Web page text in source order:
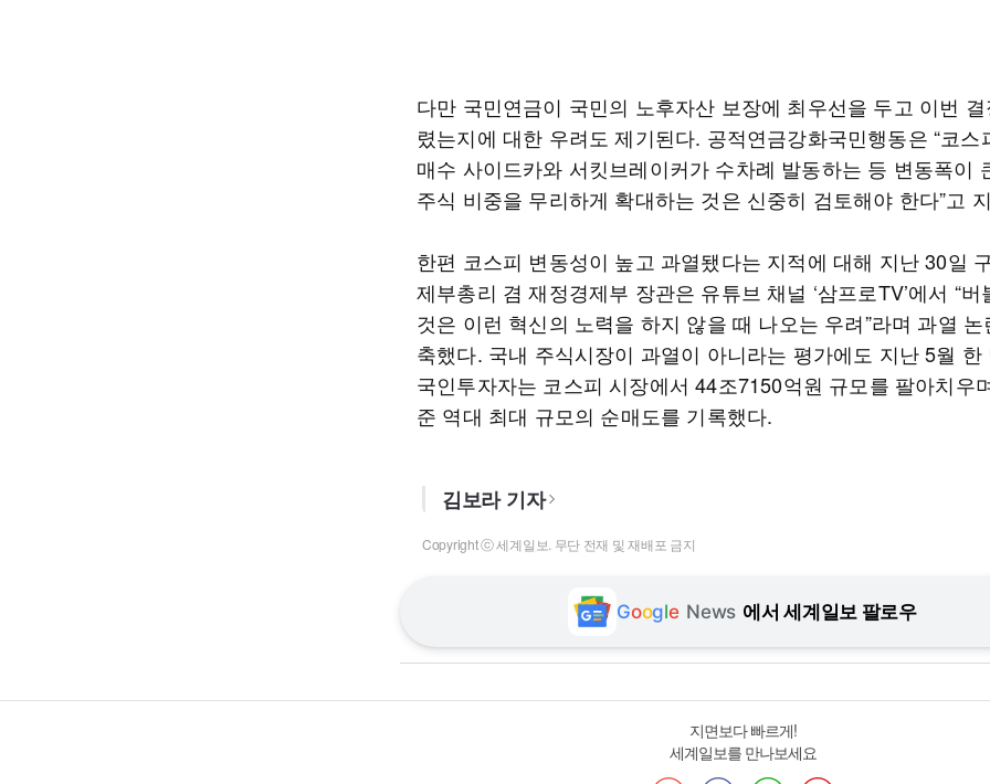
다만 국민연금이 국민의 노후자산 보장에 최우선을 두고 이번 결
렸는지에 대한 우려도 제기된다. 공적연금강화국민행동은 “코스
매수 사이드카와 서킷브레이커가 수차례 발동하는 등 변동폭이
주식 비중을 무리하게 확대하는 것은 신중히 검토해야 한다”고
한편 코스피 변동성이 높고 과열됐다는 지적에 대해 지난 30일
제부총리 겸 재정경제부 장관은 유튜브 채널 ‘삼프로TV’에서 “버
것은 이런 혁신의 노력을 하지 않을 때 나오는 우려”라며 과열 논
축했다. 국내 주식시장이 과열이 아니라는 평가에도 지난 5월 한
국인투자자는 코스피 시장에서 44조7150억원 규모를 팔아치우
준 역대 최대 규모의 순매도를 기록했다.
김보라 기자
Copyright ⓒ 세계일보. 무단 전재 및 재배포 금지
Google News 에서 세계일보 팔로우
지면보다 빠르게!
세계일보를 만나보세요